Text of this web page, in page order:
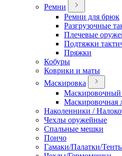
Ремни
Ремни для брюк
Разгрузочные
Плечевые
Подтяжки
Пряжки
Кобуры
Коврики и маты
Маскировка
Маскировочная
Наколенники /
Чехлы оружейные
Спальные мешки
Пончо
Гамаки/Палатки/